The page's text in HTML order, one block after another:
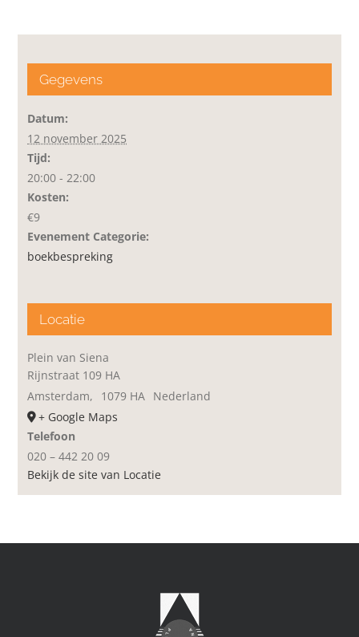
Gegevens
Datum:
12 november 2025
Tijd:
20:00 - 22:00
Kosten:
€9
Evenement Categorie:
boekbespreking
Locatie
Plein van Siena
Rijnstraat 109 HA
Amsterdam, 1079 HA Nederland
+ Google Maps
Telefoon
020 – 442 20 09
Bekijk de site van Locatie